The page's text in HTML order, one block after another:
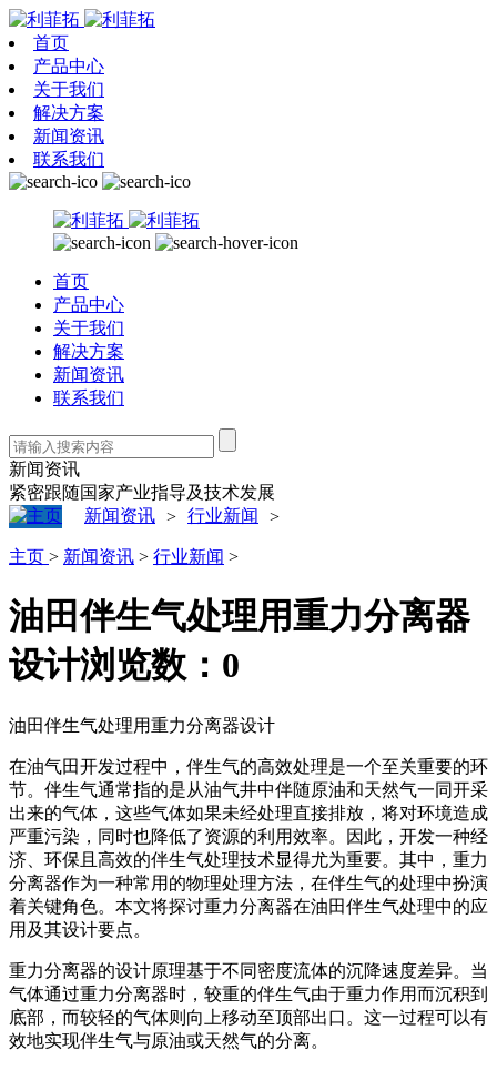
首页
产品中心
关于我们
解决方案
新闻资讯
联系我们
首页
产品中心
关于我们
解决方案
新闻资讯
联系我们
新闻资讯
紧密跟随国家产业指导及技术发展
新闻资讯 > 行业新闻 >
主页 > 新闻资讯 > 行业新闻 >
‌油田伴生气处理用重力分离器
设计‌浏览数： 0
油田伴生气处理用重力分离器设计
在油气田开发过程中，伴生气的高效处理是一个至关重要的环
节。伴生气通常指的是从油气井中伴随原油和天然气一同开采
出来的气体，这些气体如果未经处理直接排放，将对环境造成
严重污染，同时也降低了资源的利用效率。因此，开发一种经
济、环保且高效的伴生气处理技术显得尤为重要。其中，重力
分离器作为一种常用的物理处理方法，在伴生气的处理中扮演
着关键角色。本文将探讨重力分离器在油田伴生气处理中的应
用及其设计要点。
重力分离器的设计原理基于不同密度流体的沉降速度差异。当
气体通过重力分离器时，较重的伴生气由于重力作用而沉积到
底部，而较轻的气体则向上移动至顶部出口。这一过程可以有
效地实现伴生气与原油或天然气的分离。